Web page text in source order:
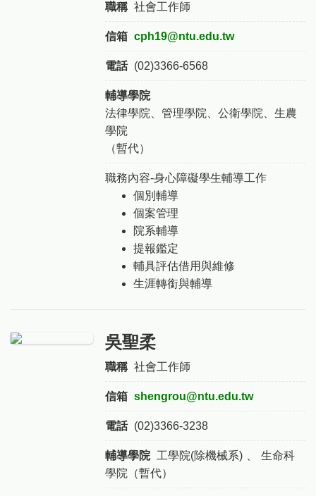
職稱 社會工作師
信箱 cph19@ntu.edu.tw
電話 (02)3366-6568
輔導學院
法律學院、管理學院、公衛學院、生農
學院
（暫代）
職務內容-身心障礙學生輔導工作
個別輔導
個案管理
院系輔導
提報鑑定
輔具評估借用與維修
生涯轉銜與輔導
吳聖柔
職稱 社會工作師
信箱 shengrou@ntu.edu.tw
電話 (02)3366-3238
輔導學院 工學院(除機械系)
生命科
學院（暫代）